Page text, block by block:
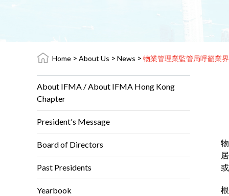
Home > About Us > News > 物業管理業監管局呼籲業
About IFMA / About IFMA Hong Kong
Chapter
President's Message
Board of Directors
Past Presidents
Yearbook